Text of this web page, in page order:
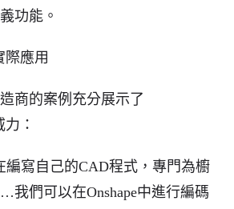
功能。
際應用
商的案例充分展示了
：
編寫自己的CAD程式，專門為櫥
我們可以在Onshape中進行編碼